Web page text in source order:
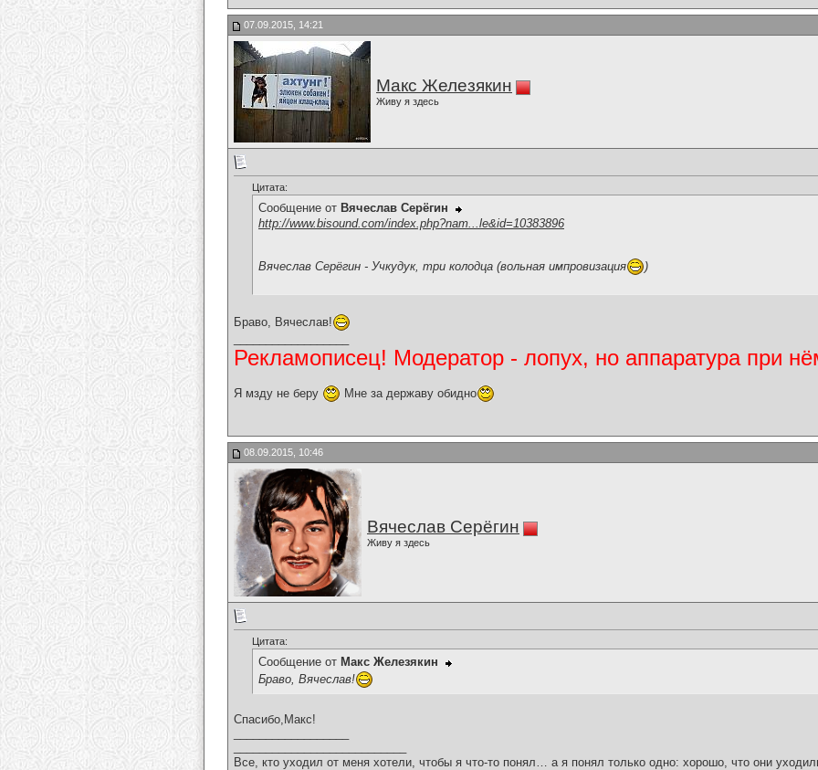
07.09.2015, 14:21
Макс Железякин
Живу я здесь
Цитата:
Сообщение от Вячеслав Серёгин
http://www.bisound.com/index.php?nam...le&id=10383896
Вячеслав Серёгин - Учкудук, три колодца (вольная импровизация )
Браво, Вячеслав!
Рекламописец! Модератор - лопух, но аппаратура при
Я мзду не беру Мне за державу обидно
08.09.2015, 10:46
Вячеслав Серёгин
Живу я здесь
Цитата:
Сообщение от Макс Железякин
Браво, Вячеслав!
Спасибо,Макс!
Все, кто уходил от меня хотели, чтобы я что-то понял… а я понял только одно: хорошо, что они